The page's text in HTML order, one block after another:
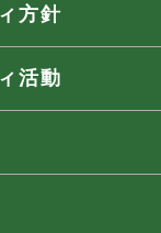
方針
活動